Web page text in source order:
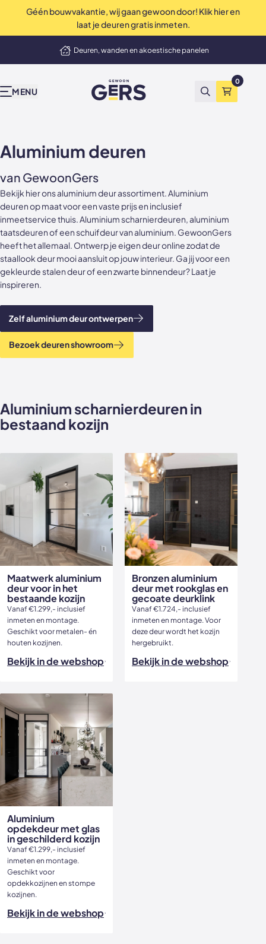
Géén bouwvakantie, wij gaan gewoon door! Klik hier en
laat je deuren gratis inmeten.
Perfecte service tot in de puntjes
Deuren, wanden en akoestische panelen
MENU
GewoonGers
Zoeken
0
Onze producten
Schuifdeuren
Deur- wand combinaties
Wanden
Akoestische panelen
Kleurstalen akoestische panelen
Sample sale
Accessoires
Inspiratie & advies
Stalen deuren
Stalen opdekdeuren
Stalen taatsdeuren
Stalen schuifdeuren
Stalen wanden
Stalen binnendeuren
Akoestische panelen
Veelgestelde vragen
Bekend van tv
Wij zijn Gers
Waarom GewoonGers
Team
Vacatures
Contact
Offerte aanvragen
Showrooms
Showrooms
Showroom & fabriek Vlaardingen
Aluminium deuren
van GewoonGers
Bekijk hier ons aluminium deur assortiment. Aluminium
deuren op maat voor een vaste prijs en inclusief
inmeetservice thuis. Aluminium scharnierdeuren, aluminium
taatsdeuren of een schuifdeur van aluminium. GewoonGers
heeft het allemaal. Ontwerp je eigen deur online zodat de
staallook deur mooi aansluit op jouw interieur. Ga jij voor een
gekleurde stalen deur of een zwarte binnendeur? Laat je
inspireren.
Zelf aluminium deur ontwerpen
Bezoek deuren showroom
Aluminium scharnierdeuren in
bestaand kozijn
Maatwerk aluminium
deur voor in het
bestaande kozijn
Vanaf €1.299,- inclusief
inmeten en montage.
Geschikt voor metalen- én
houten kozijnen.
Bekijk in de webshop
Bronzen aluminium
deur met rookglas en
gecoate deurklink
Vanaf €1.724,- inclusief
inmeten en montage. Voor
deze deur wordt het kozijn
hergebruikt.
Bekijk in de webshop
Aluminium
opdekdeur met glas
in geschilderd kozijn
Vanaf €1.299,- inclusief
inmeten en montage.
Geschikt voor
opdekkozijnen en stompe
kozijnen.
Bekijk in de webshop